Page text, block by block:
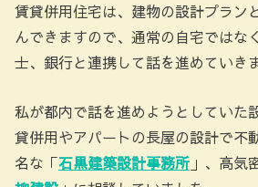
賃貸併用住宅は、建物の設計プラン
んできますので、通常の自宅ではな
士、銀行と連携して話を進めていき
私が都内で話を進めようとしていた
貸併用やアパートの長屋の設計で不
名な「石黒建築設計事務所 」、高気